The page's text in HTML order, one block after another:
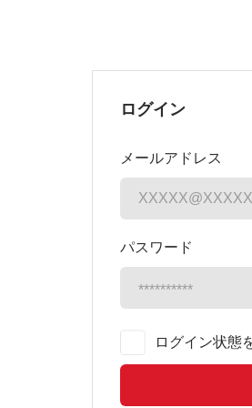
ログイン
メールアドレス
パスワード
ログイン状態